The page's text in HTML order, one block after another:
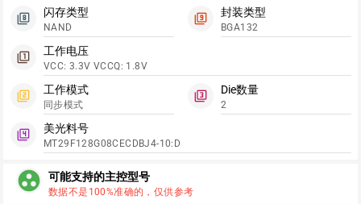
filter_8
闪存类型
NAND
filter_9
封装类型
BGA132
filter_1
工作电压
VCC: 3.3V VCCQ: 1.8V
filter_2
工作模式
同步模式
filter_3
Die数量
2
filter_4
美光料号
MT29F128G08CECDBJ4-10:D
group_work 可能支持的主控型号
数据不是100%准确的，仅供参考